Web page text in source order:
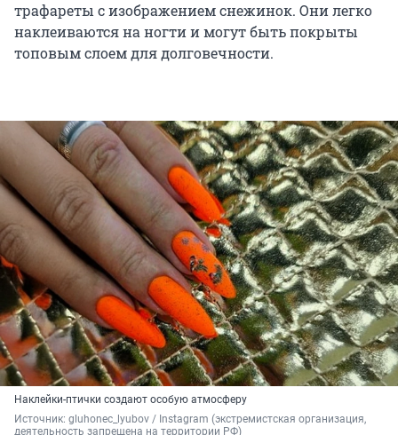
трафареты с изображением снежинок. Они легко
наклеиваются на ногти и могут быть покрыты
топовым слоем для долговечности.
Наклейки-птички создают особую атмосферу
Источник: gluhonec_lyubov / Instagram (экстремистская организация,
деятельность запрещена на территории РФ)